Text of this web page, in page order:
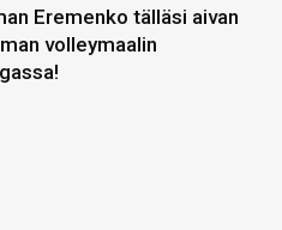
Eremenko tälläsi aivan
volleymaalin